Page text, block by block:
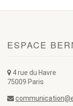
ESPACE
4 rue du Havre
75009 Paris